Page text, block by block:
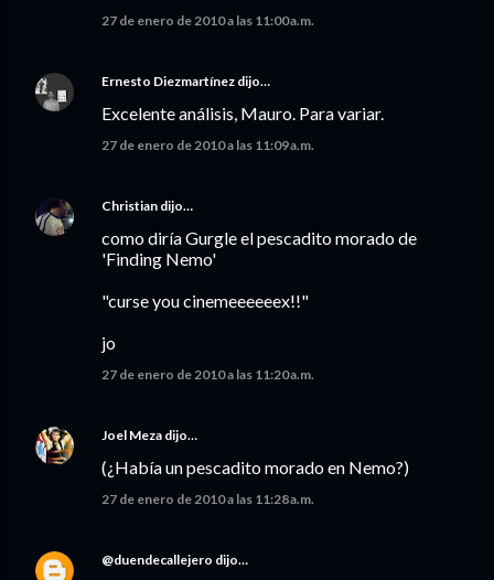
27 de enero de 2010 a las 11:00 a.m.
Ernesto Diezmartínez dijo…
Excelente análisis, Mauro. Para variar.
27 de enero de 2010 a las 11:09 a.m.
Christian dijo…
como diría Gurgle el pescadito morado de
'Finding Nemo'
"curse you cinemeeeeeex!!"
jo
27 de enero de 2010 a las 11:20 a.m.
Joel Meza dijo…
(¿Había un pescadito morado en Nemo?)
27 de enero de 2010 a las 11:28 a.m.
@duendecallejero dijo…